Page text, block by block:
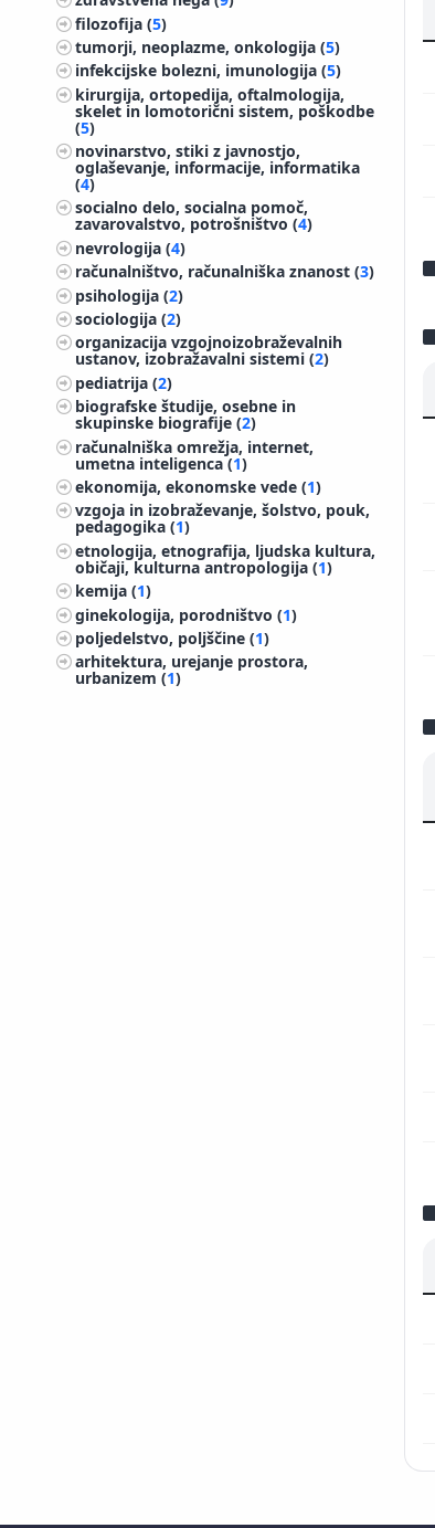
filozofija (5)
tumorji, neoplazme, onkologija (5)
infekcijske bolezni, imunologija (5)
kirurgija, ortopedija, oftalmologija,
skelet in lomotorični sistem, poškodbe
(5)
novinarstvo, stiki z javnostjo,
oglaševanje, informacije, informatika
(4)
socialno delo, socialna pomoč,
zavarovalstvo, potrošništvo (4)
nevrologija (4)
računalništvo, računalniška znanost (3)
psihologija (2)
sociologija (2)
organizacija vzgojnoizobraževalnih
ustanov, izobražavalni sistemi (2)
pediatrija (2)
biografske študije, osebne in
skupinske biografije (2)
računalniška omrežja, internet,
umetna inteligenca (1)
ekonomija, ekonomske vede (1)
vzgoja in izobraževanje, šolstvo, pouk,
pedagogika (1)
etnologija, etnografija, ljudska kultura,
običaji, kulturna antropologija (1)
kemija (1)
ginekologija, porodništvo (1)
poljedelstvo, poljščine (1)
arhitektura, urejanje prostora,
urbanizem (1)